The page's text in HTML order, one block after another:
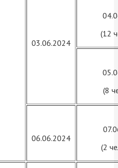
03.06.2024
(12
(8
06.06.2024
(2